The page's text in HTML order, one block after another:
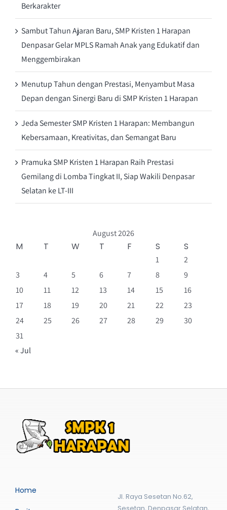
Berkarakter
Sambut Tahun Ajaran Baru, SMP Kristen 1 Harapan
Denpasar Gelar MPLS Ramah Anak yang Edukatif dan
Menggembirakan
Menutup Tahun dengan Prestasi, Menyambut Masa
Depan dengan Sinergi Baru di SMP Kristen 1 Harapan
Jeda Semester SMP Kristen 1 Harapan: Membangun
Kebersamaan, Kreativitas, dan Semangat Baru
Pramuka SMP Kristen 1 Harapan Raih Prestasi
Gemilang di Lomba Tingkat II, Siap Wakili Denpasar
Selatan ke LT-III
August 2026
M T W T F S S
1
2
3
4 5 6 7 8
9
10
11 12 13 14 15
16
17
18 19 20 21 22
23
24
25 26 27 28 29
30
31
« Jul
Home
Jl. Raya Sesetan No.62,
Sesetan, Denpasar Selatan,